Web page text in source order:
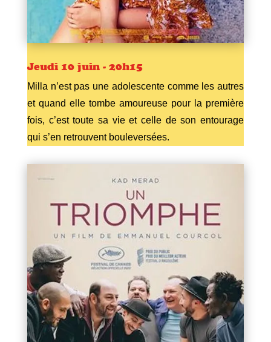
Jeudi 10 juin - 20h15
Milla n’est pas une adolescente comme les autres
et quand elle tombe amoureuse pour la première
fois, c’est toute sa vie et celle de son entourage
qui s’en retrouvent bouleversées.